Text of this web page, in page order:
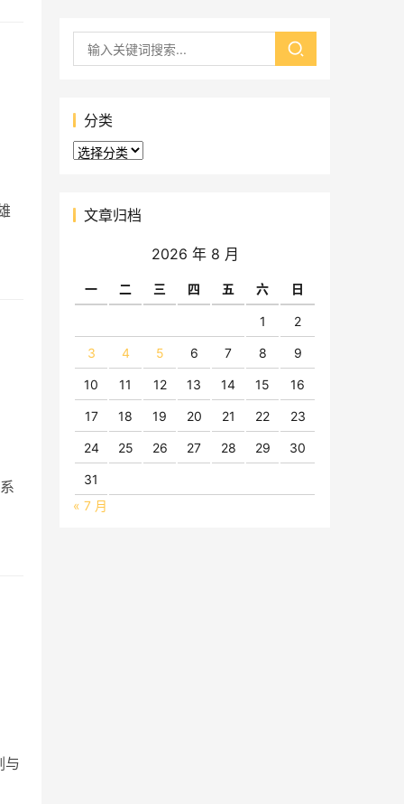
与
分类
分
文章归档
2026 年 8 月
一 二 三 四 五 六 日
1 2
3 4 5 6 7 8 9
10 11 12 13 14 15 16
17 18 19 20 21 22 23
24 25 26 27 28 29 30
31
« 7 月